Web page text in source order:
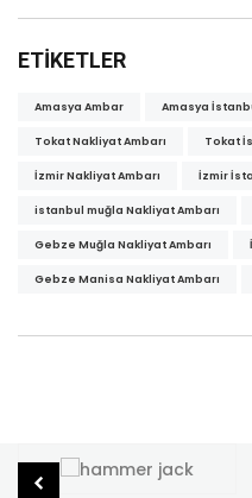
ETIKETLER
Amasya Ambar Amasya
Tokat Nakliyat Ambarı Tokat
İzmir Nakliyat Ambarı İzmir
istanbul muğla Nakliyat Ambarı
Gebze Muğla Nakliyat Ambarı
Gebze Manisa Nakliyat Ambarı